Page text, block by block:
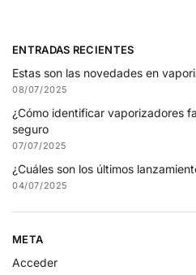
ENTRADAS RECIENTES
Estas son las novedades en
08/07/2025
¿Cómo identificar vaporizadores
seguro
07/07/2025
¿Cuáles son los últimos
04/07/2025
META
Acceder